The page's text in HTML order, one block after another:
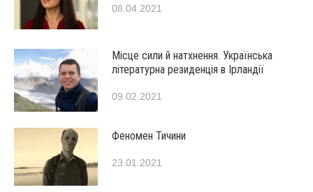
08.04.2021
Місце сили й натхнення. Українська
літературна резиденція в Ірландії
09.02.2021
Феномен Тичини
23.01.2021